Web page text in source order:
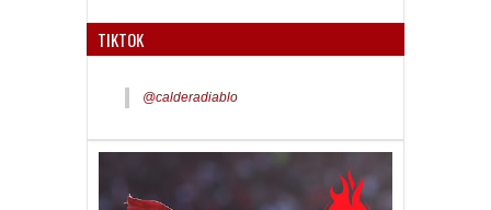
TIKTOK
@calderadiablo